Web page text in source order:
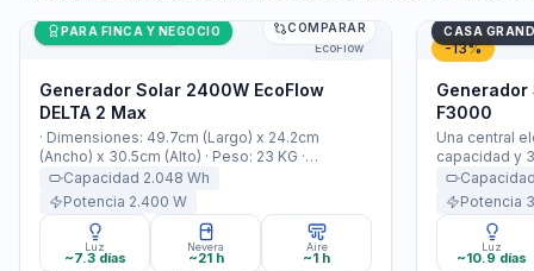
Generador Solar 2400W EcoFlow DELTA 2 Max
EcoFlow
Últimas unidades
PARA FINCA Y NEGOCIO COMPARAR
Generador Solar 2400W EcoFlow
DELTA 2 Max
· Dimensiones: 49.7cm (Largo) x 24.2cm
(Ancho) x 30.5cm (Alto) · Peso: 23 KG ·
Capacidad Equipo: 2048 Wh · Potencia: 2400W
Nominal / 3100W X-Boost · Garantía: 5 Años ·
Capacidad 2.048 Wh
Potencia 2.400 W
Luz
~7.3 días
Nevera
~21 h
Aire
~1 h
Generador
-13%
CASA
Generador
F3000
Una central
capacidad y
Diseñada
ruedas
Capacidad
Potencia
Luz
~10.9 días